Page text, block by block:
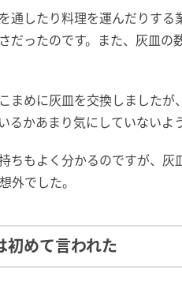
通したり料理を運んだりする
だったのです。また、灰皿の
まめに灰皿を交換しましたが
かあまり気にしていないよ
ちもよく分かるのですが、灰
外でした。
初めて言われた